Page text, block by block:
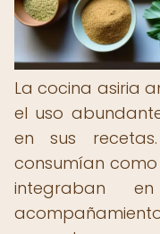
La cocina asiria
el uso
en sus
consumían
integraban